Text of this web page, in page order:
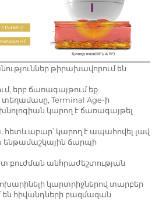
թիրախավորում են
երբ ճառագայթում եք
Terminal Age-ի
կարող է ճառագայթել
հետևաբար՝ կարող է ապահովել լավ
ենթամաշկային ճարպի
բուժման անհրաժեշտության
կարտրիջներով տարբեր
են հիվանդների բազմազան